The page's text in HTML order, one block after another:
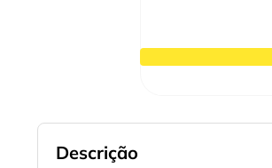
Descrição